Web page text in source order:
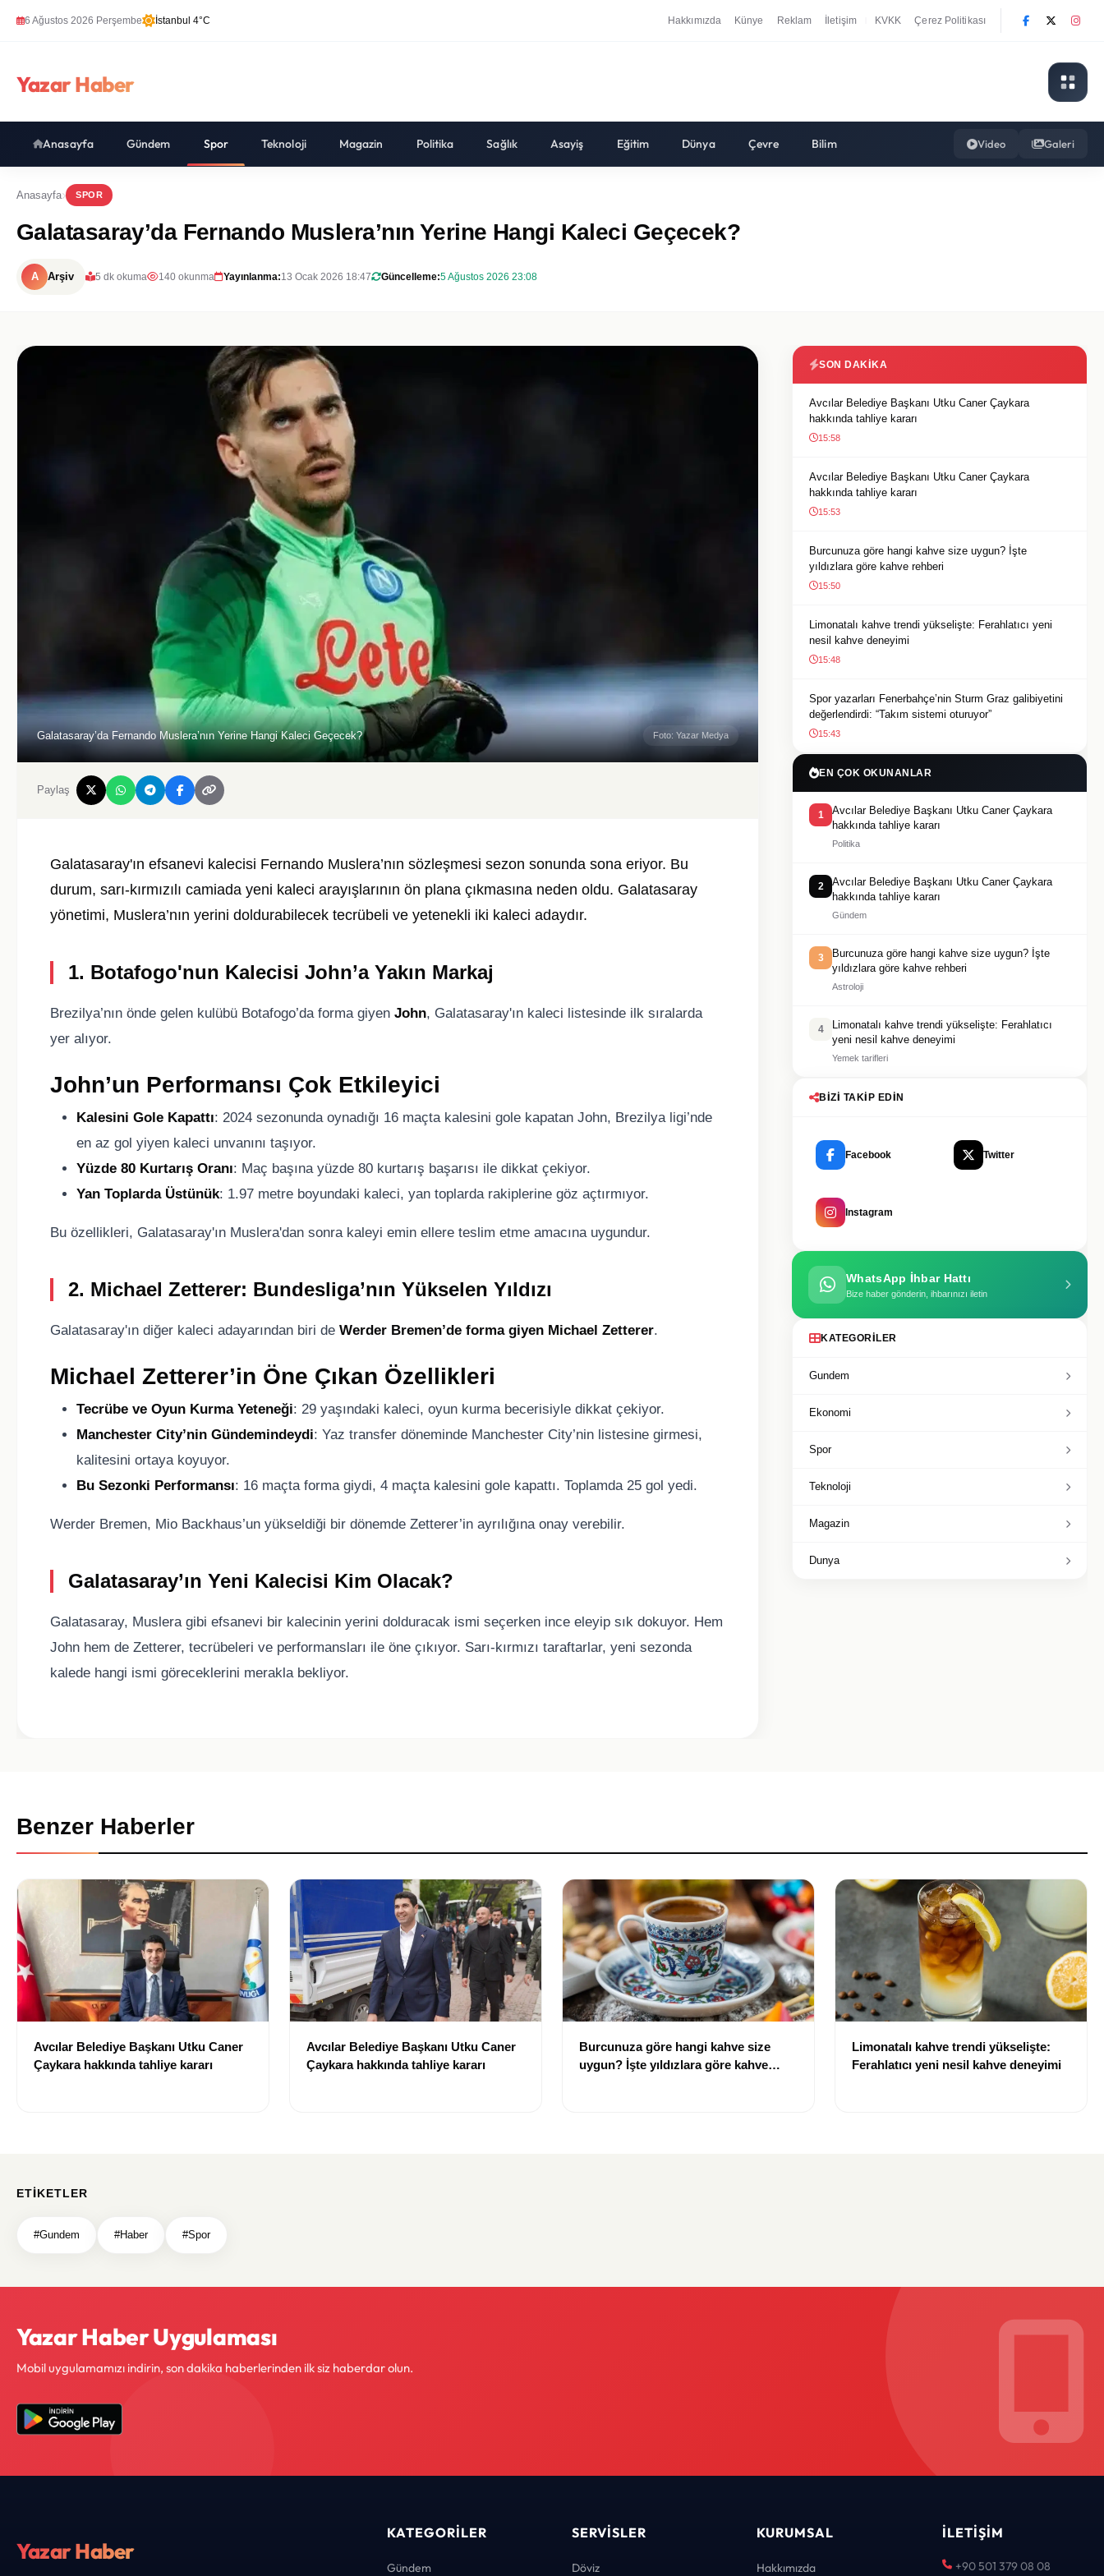
6 Ağustos 2026 Perşembe İstanbul 4°C Hakkımızda Künye Reklam İletişim KVKK Çerez Politikası
Yazar Haber
Anasayfa Gündem Spor Teknoloji Magazin Politika Sağlık Asayiş Eğitim Dünya Çevre Bilim Video Galeri
Anasayfa SPOR
Galatasaray’da Fernando Muslera’nın Yerine Hangi Kaleci Geçecek?
A Arşiv 5 dk okuma 140 okunma Yayınlanma:13 Ocak 2026 18:47 Güncelleme:5 Ağustos 2026 23:08
Galatasaray’da Fernando Muslera’nın Yerine Hangi Kaleci Geçecek? Foto: Yazar Medya
Paylaş
Galatasaray'ın efsanevi kalecisi Fernando Muslera’nın sözleşmesi sezon sonunda sona eriyor. Bu
durum, sarı-kırmızılı camiada yeni kaleci arayışlarının ön plana çıkmasına neden oldu. Galatasaray
yönetimi, Muslera’nın yerini doldurabilecek tecrübeli ve yetenekli iki kaleci adaydır.
1. Botafogo'nun Kalecisi John’a Yakın Markaj
Brezilya’nın önde gelen kulübü Botafogo’da forma giyen John, Galatasaray'ın kaleci listesinde ilk sıralarda
yer alıyor.
John’un Performansı Çok Etkileyici
Kalesini Gole Kapattı: 2024 sezonunda oynadığı 16 maçta kalesini gole kapatan John, Brezilya ligi’nde
en az gol yiyen kaleci unvanını taşıyor.
Yüzde 80 Kurtarış Oranı: Maç başına yüzde 80 kurtarış başarısı ile dikkat çekiyor.
Yan Toplarda Üstünük: 1.97 metre boyundaki kaleci, yan toplarda rakiplerine göz açtırmıyor.
Bu özellikleri, Galatasaray'ın Muslera'dan sonra kaleyi emin ellere teslim etme amacına uygundur.
2. Michael Zetterer: Bundesliga’nın Yükselen Yıldızı
Galatasaray'ın diğer kaleci adayarından biri de Werder Bremen’de forma giyen Michael Zetterer.
Michael Zetterer’in Öne Çıkan Özellikleri
Tecrübe ve Oyun Kurma Yeteneği: 29 yaşındaki kaleci, oyun kurma becerisiyle dikkat çekiyor.
Manchester City’nin Gündemindeydi: Yaz transfer döneminde Manchester City’nin listesine girmesi,
kalitesini ortaya koyuyor.
Bu Sezonki Performansı: 16 maçta forma giydi, 4 maçta kalesini gole kapattı. Toplamda 25 gol yedi.
Werder Bremen, Mio Backhaus’un yükseldiği bir dönemde Zetterer’in ayrılığına onay verebilir.
Galatasaray’ın Yeni Kalecisi Kim Olacak?
Galatasaray, Muslera gibi efsanevi bir kalecinin yerini dolduracak ismi seçerken ince eleyip sık dokuyor. Hem
John hem de Zetterer, tecrübeleri ve performansları ile öne çıkıyor. Sarı-kırmızı taraftarlar, yeni sezonda
kalede hangi ismi göreceklerini merakla bekliyor.
SON DAKIKA
Avcılar Belediye Başkanı Utku Caner Çaykara
hakkında tahliye kararı
15:58
Avcılar Belediye Başkanı Utku Caner Çaykara
hakkında tahliye kararı
15:53
Burcunuza göre hangi kahve size uygun? İşte
yıldızlara göre kahve rehberi
15:50
Limonatalı kahve trendi yükselişte: Ferahlatıcı yeni
nesil kahve deneyimi
15:48
Spor yazarları Fenerbahçe’nin Sturm Graz galibiyetini
değerlendirdi: “Takım sistemi oturuyor”
15:43
EN ÇOK OKUNANLAR
1
Avcılar Belediye Başkanı Utku Caner Çaykara
hakkında tahliye kararı
Politika
2
Avcılar Belediye Başkanı Utku Caner Çaykara
hakkında tahliye kararı
Gündem
3
Burcunuza göre hangi kahve size uygun? İşte
yıldızlara göre kahve rehberi
Astroloji
4
Limonatalı kahve trendi yükselişte: Ferahlatıcı
yeni nesil kahve deneyimi
Yemek tarifleri
BIZI TAKIP EDIN
Facebook Twitter
Instagram
WhatsApp İhbar Hattı
Bize haber gönderin, ihbarınızı iletin
KATEGORILER
Gundem
Ekonomi
Spor
Teknoloji
Magazin
Dunya
Benzer Haberler
Avcılar Belediye Başkanı Utku Caner
Çaykara hakkında tahliye kararı
Avcılar Belediye Başkanı Utku Caner
Çaykara hakkında tahliye kararı
Burcunuza göre hangi kahve size
uygun? İşte yıldızlara göre kahve
Limonatalı kahve trendi yükselişte:
Ferahlatıcı yeni nesil kahve deneyimi
ETIKETLER
#Gundem #Haber #Spor
Yazar Haber Uygulaması
Mobil uygulamamızı indirin, son dakika haberlerinden ilk siz haberdar olun.
Yazar Haber
KATEGORILER
Gündem
SERVISLER
Döviz
KURUMSAL
Hakkımızda
İLETIŞIM
+90 501 379 08 08